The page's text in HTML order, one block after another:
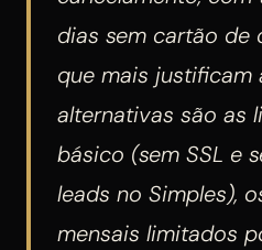
dias sem cartão de
que mais justificam
alternativas são as
básico (sem SSL e
leads no Simples),
mensais limitados